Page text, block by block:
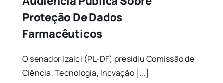
Proteção De Dados
Farmacêuticos
O senador Izalci (PL-DF) presidiu Comissão de
Ciência, Tecnologia, Inovação [...]